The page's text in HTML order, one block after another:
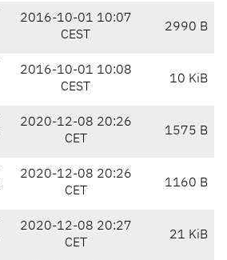
2016-10-01 10:07
CEST
2990 B
2016-10-01 10:08
CEST
10 KiB
2020-12-08 20:26
CET
1575 B
2020-12-08 20:26
CET
1160 B
2020-12-08 20:27
CET
21 KiB